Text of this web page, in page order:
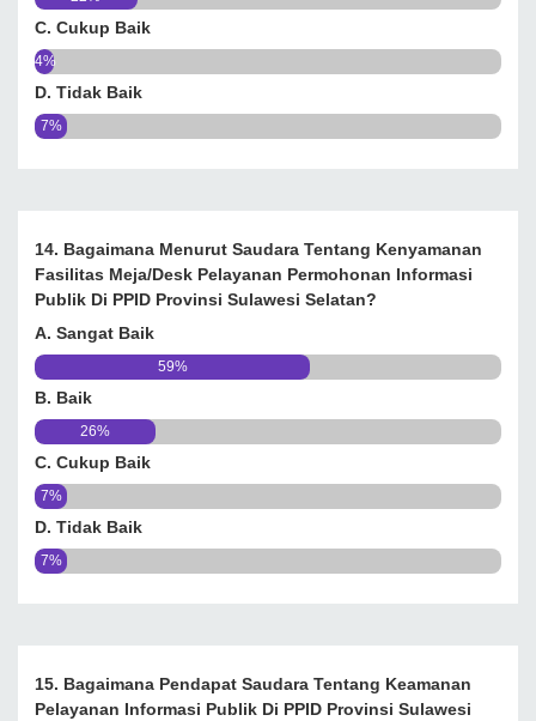
C. Cukup Baik
4%
D. Tidak Baik
7%
14. Bagaimana Menurut Saudara Tentang Kenyamanan
Fasilitas Meja/desk Pelayanan Permohonan Informasi
Publik Di PPID Provinsi Sulawesi Selatan?
A. Sangat Baik
59%
B. Baik
26%
C. Cukup Baik
7%
D. Tidak Baik
7%
15. Bagaimana Pendapat Saudara Tentang Keamanan
Pelayanan Informasi Publik Di PPID Provinsi Sulawesi